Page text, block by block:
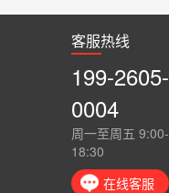
客服热线
199-2605-
0004
周一至周五 9:00-
18:30
在线客服